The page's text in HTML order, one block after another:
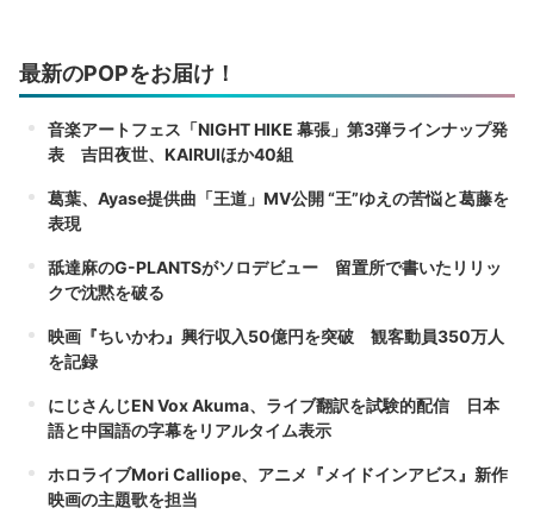
最新のPOPをお届け！
音楽アートフェス「NIGHT HIKE 幕張」第3弾ラインナップ発
表 吉田夜世、KAIRUIほか40組
葛葉、Ayase提供曲「王道」MV公開 “王”ゆえの苦悩と葛藤を
表現
舐達麻のG-PLANTSがソロデビュー 留置所で書いたリリッ
クで沈黙を破る
映画『ちいかわ』興行収入50億円を突破 観客動員350万人
を記録
にじさんじEN Vox Akuma、ライブ翻訳を試験的配信 日本
語と中国語の字幕をリアルタイム表示
ホロライブMori Calliope、アニメ『メイドインアビス』新作
映画の主題歌を担当